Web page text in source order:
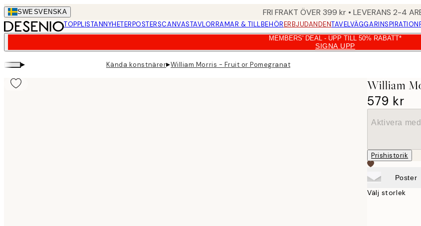
Skip
to
main
SWESVENSKA FRI FRAKT ÖVER 399 kr • LEVERANS 2-4
TOPPLISTANNYHETERPOSTERSCANVASTAVLORRAMAR & TILLBEHÖRERBJUDANDENTAVELVÄGGARINSPIRATION
MEMBERS' DEAL - UPP TILL 50% RABATT*
SIGNA UPP
▸ Kända konstnärer▸William Morris - Fruit or Pomegranate Canvastavla
William
579 kr
Aktivera
Prishistorik
Poster
Välj storlek